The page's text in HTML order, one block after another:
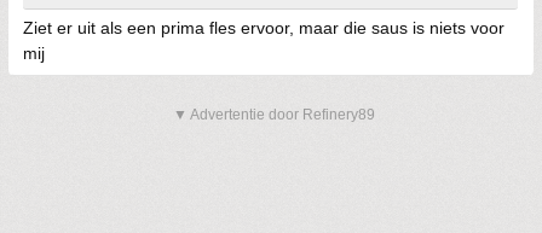
Ziet er uit als een prima fles ervoor, maar die saus is niets voor
mij
▼ Advertentie door Refinery89